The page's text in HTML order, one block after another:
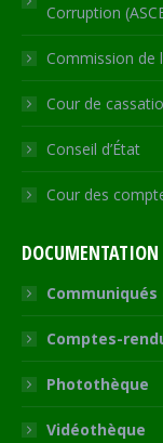
Corruption
Commission de
Cour de
Conseil d’État
Cour des
DOCUMENTATION
Communiqués
Comptes-
Photothèque
Vidéothèque